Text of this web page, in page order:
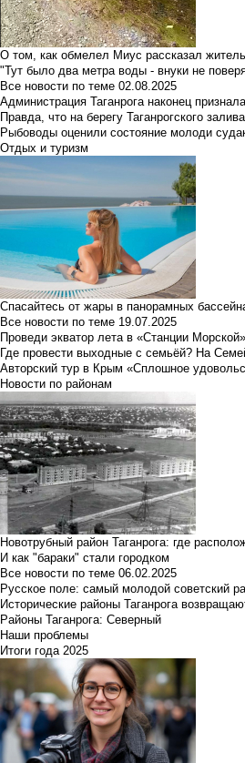
О том, как обмелел Миус рассказал житель
"Тут было два метра воды - внуки не
Все новости по теме 02.08.2025
Администрация Таганрога наконец
Правда, что на берегу Таганрогского
Рыбоводы оценили состояние молоди
Отдых и туризм
Спасайтесь от жары в панорамных
Все новости по теме 19.07.2025
Проведи экватор лета в «Станции Морской»
Где провести выходные с семьёй? На
Авторский тур в Крым «Сплошное
Новости по районам
Новотрубный район Таганрога: где
И как "бараки" стали городком
Все новости по теме 06.02.2025
Русское поле: самый молодой советский
Исторические районы Таганрога
Районы Таганрога: Северный
Наши проблемы
Итоги года 2025